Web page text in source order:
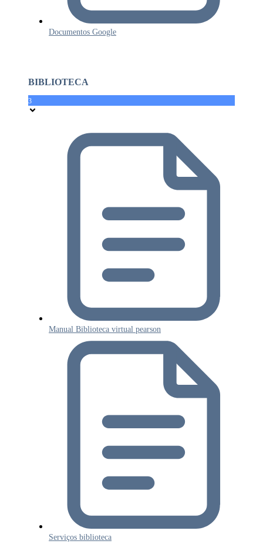
Documentos Google
BIBLIOTECA
3
Manual Biblioteca virtual pearson
Serviços biblioteca